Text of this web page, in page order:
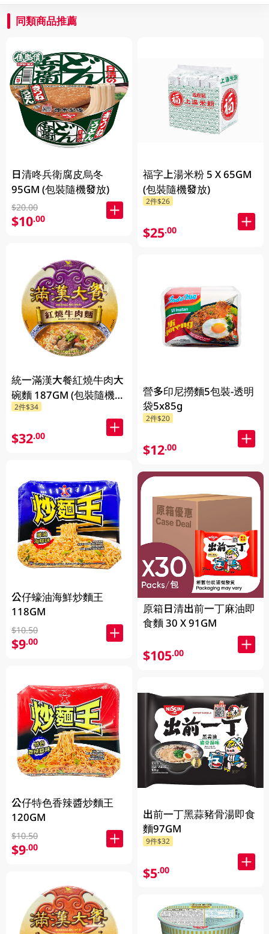
同類商品推薦
日清咚兵衛腐皮烏冬
95GM (包裝隨機發放)
$20.00
$10.00
統一滿漢大餐紅燒牛肉大
碗麵 187GM (包裝隨機發
放)
2件$34
$32.00
公仔蠔油海鮮炒麵王
118GM
$10.50
$9.00
公仔特色香辣醬炒麵王
120GM
$10.50
$9.00
福字上湯米粉 5 X 65GM
(包裝隨機發放)
2件$26
$25.00
營多印尼撈麵5包裝-透明
袋5x85g
2件$20
$12.00
原箱日清出前一丁麻油即
食麵 30 X 91GM
$105.00
出前一丁黑蒜豬骨湯即食
麵97GM
9件$32
$5.00